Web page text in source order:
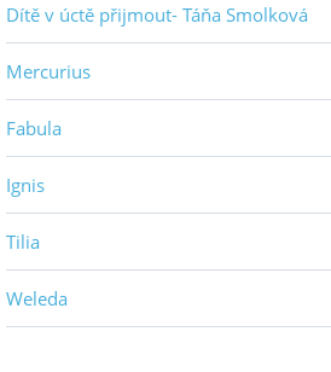
Dítě v úctě přijmout- Táňa Smolková
Mercurius
Fabula
Ignis
Tilia
Weleda